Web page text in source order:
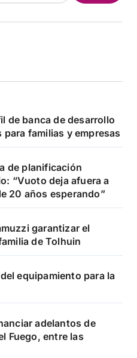
de banca de desarrollo
familias y empresas
de planificación
“Vuoto deja afuera a
20 años esperando”
garantizar el
de Tolhuin
equipamiento para la
adelantos de
Fuego, entre las